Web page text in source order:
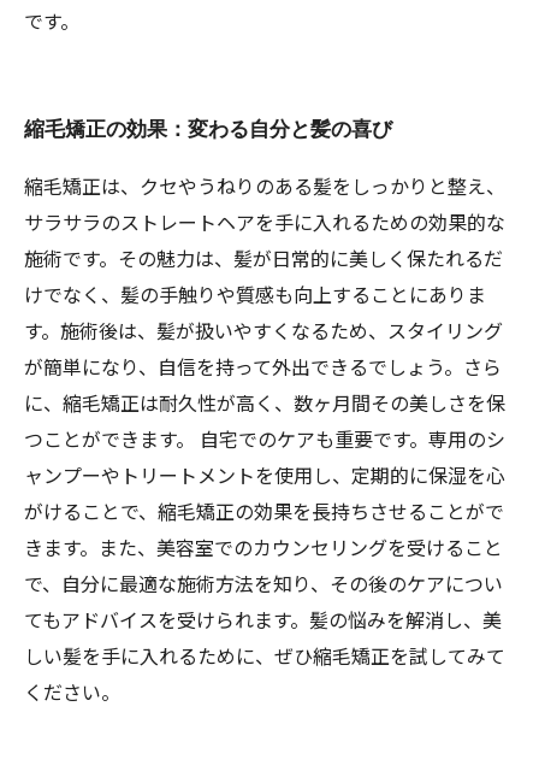
です。
縮毛矯正の効果：変わる自分と髪の喜び
縮毛矯正は、クセやうねりのある髪をしっかりと整え、
サラサラのストレートヘアを手に入れるための効果的な
施術です。その魅力は、髪が日常的に美しく保たれるだ
けでなく、髪の手触りや質感も向上することにありま
す。施術後は、髪が扱いやすくなるため、スタイリング
が簡単になり、自信を持って外出できるでしょう。さら
に、縮毛矯正は耐久性が高く、数ヶ月間その美しさを保
つことができます。 自宅でのケアも重要です。専用のシ
ャンプーやトリートメントを使用し、定期的に保湿を心
がけることで、縮毛矯正の効果を長持ちさせることがで
きます。また、美容室でのカウンセリングを受けること
で、自分に最適な施術方法を知り、その後のケアについ
てもアドバイスを受けられます。髪の悩みを解消し、美
しい髪を手に入れるために、ぜひ縮毛矯正を試してみて
ください。